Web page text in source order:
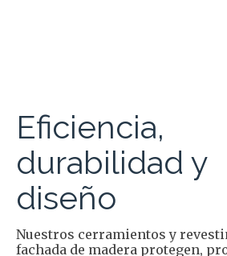
Eficiencia,
durabilidad y
diseño
Nuestros cerramientos y
fachada de madera protegen,